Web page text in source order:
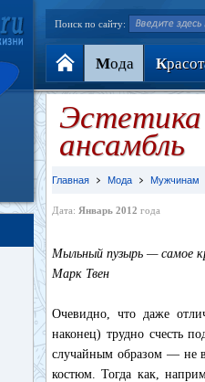
Поиск по сайту:
Мода К
ансамбль
Главная Мода Мужчинам
Дата: Январь 2012 года
Мыльный пузырь — самое
Марк Твен
Очевидно, что даже
наконец) трудно счесть
случайным образом — не
костюм. Тогда как,